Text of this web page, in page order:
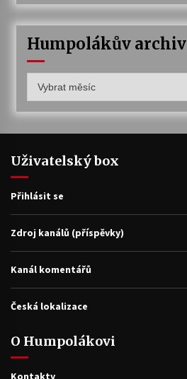
Humpolákův archiv
archiv
Uživatelský box
Přihlásit se
Zdroj kanálů (příspěvky)
Kanál komentářů
Česká lokalizace
O Humpolákovi
Kontakty